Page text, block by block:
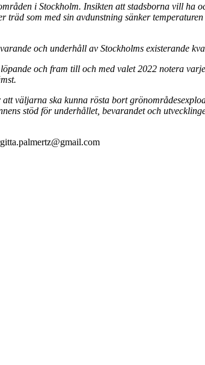
i Stockholm. Insikten att stadsborna vill ha
som med sin avdunstning sänker
och underhåll av Stockholms existerande
och fram till och med valet 2022 notera
väljarna ska kunna rösta bort
stöd för underhållet, bevarandet och